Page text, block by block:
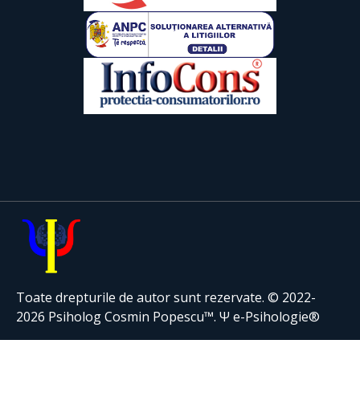
Toate drepturile de autor sunt rezervate. © 2022-
2026 Psiholog Cosmin Popescu™. Ψ e-Psihologie®